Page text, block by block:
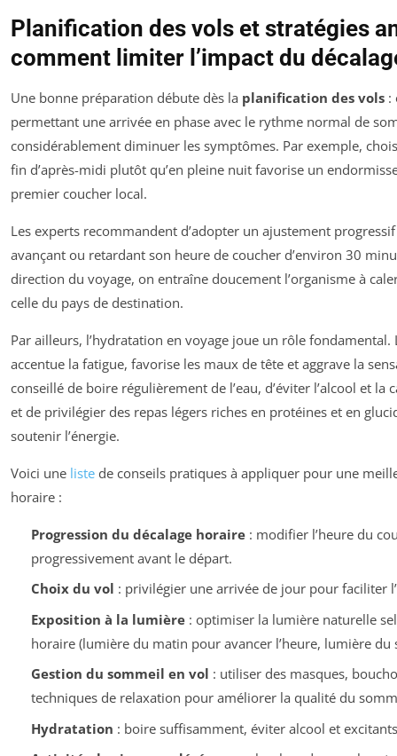
Planification des vols et stratégies
comment limiter l’impact du
Une bonne préparation débute dès la planification des vols :
permettant une arrivée en phase avec le rythme normal de
considérablement diminuer les symptômes. Par exemple,
fin d’après-midi plutôt qu’en pleine nuit favorise un
premier coucher local.
Les experts recommandent d’adopter un ajustement
avançant ou retardant son heure de coucher d’environ 30
direction du voyage, on entraîne doucement l’organisme à
celle du pays de destination.
Par ailleurs, l’hydratation en voyage joue un rôle fondamental.
accentue la fatigue, favorise les maux de tête et aggrave la
conseillé de boire régulièrement de l’eau, d’éviter l’alcool et la
et de privilégier des repas légers riches en protéines et en
soutenir l’énergie.
Voici une liste de conseils pratiques à appliquer pour une
horaire :
Progression du décalage horaire: modifier l’heure du
progressivement avant le départ.
Choix du vol : privilégier une arrivée de jour pour faciliter
Exposition à la lumière: optimiser la lumière naturelle
horaire (lumière du matin pour avancer l’heure, lumière
Gestion du sommeil en vol : utiliser des masques,
techniques de relaxation pour améliorer la qualité du
Hydratation : boire suffisamment, éviter alcool et